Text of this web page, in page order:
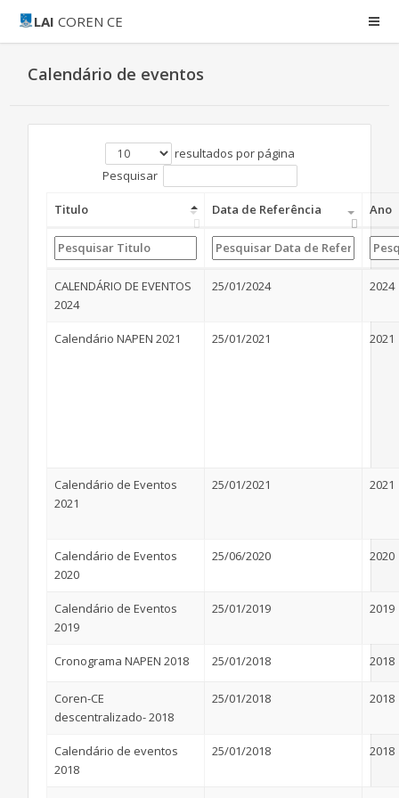
LAI COREN CE
Calendário de eventos
resultados por página
Pesquisar
Titulo Data de Referência Ano
CALENDÁRIO DE EVENTOS
2024
25/01/2024 2024
Calendário NAPEN 2021 25/01/2021 2021
Calendário de Eventos
2021
25/01/2021 2021
Calendário de Eventos
2020
25/06/2020 2020
Calendário de Eventos
2019
25/01/2019 2019
Cronograma NAPEN 2018 25/01/2018 2018
Coren-CE
descentralizado- 2018
25/01/2018 2018
Calendário de eventos
2018
25/01/2018 2018